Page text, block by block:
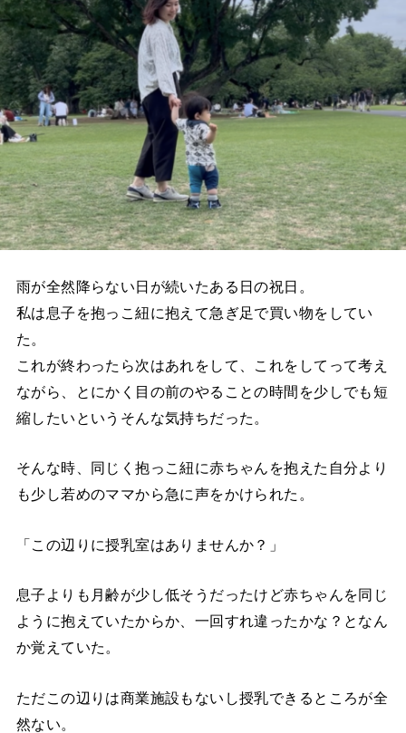
雨が全然降らない日が続いたある日の祝日。
私は息子を抱っこ紐に抱えて急ぎ足で買い物をしてい
た。
これが終わったら次はあれをして、これをしてって考え
ながら、とにかく目の前のやることの時間を少しでも短
縮したいというそんな気持ちだった。
そんな時、同じく抱っこ紐に赤ちゃんを抱えた自分より
も少し若めのママから急に声をかけられた。
「この辺りに授乳室はありませんか？」
息子よりも月齢が少し低そうだったけど赤ちゃんを同じ
ように抱えていたからか、一回すれ違ったかな？となん
か覚えていた。
ただこの辺りは商業施設もないし授乳できるところが全
然ない。